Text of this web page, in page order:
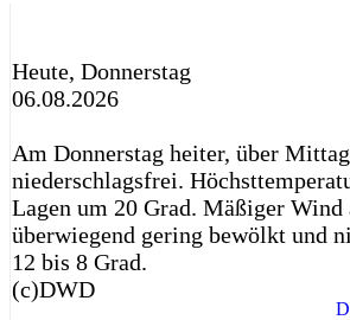
Heute, Donnerstag
06.08.2026
Am Donnerstag heiter, über
niederschlagsfrei.
Lagen um 20 Grad. Mäßiger
überwiegend gering bewölkt und
12 bis 8 Grad.
(c)DWD